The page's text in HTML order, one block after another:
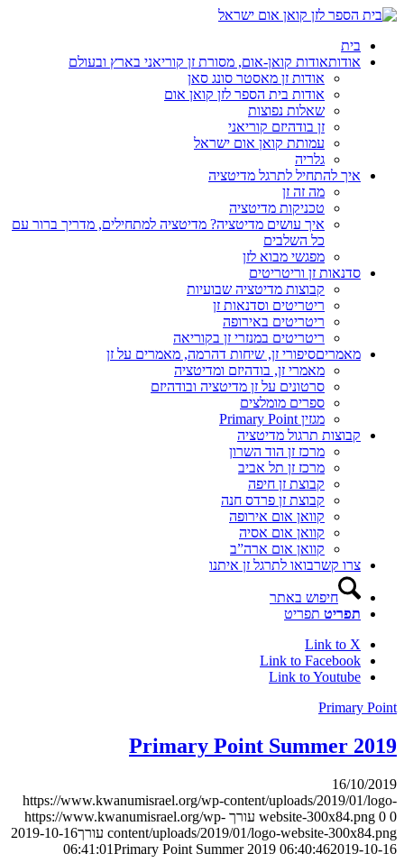
בית
אודותאודות קואן-אום, מסורת זן קוריאני בארץ ובעולם
אודות זן מאסטר סונג סאן
אודות בית הספר לזן קואן אום
שאלות נפוצות
זן בודהיזם קוריאני
עמותת קואן אום ישראל
גלריה
איך להתחיל לתרגל מדיטציה
מה זה זן
טכניקות מדיטציה
איך עושים מדיטציה? מדיטציה למתחילים, מדריך ברור עם
כל השלבים
מפגשי מבוא לזן
סדנאות זן וריטריטים
קבוצות מדיטציה שבועיות
ריטריטים וסדנאות זן
ריטריטים באירופה
ריטריטים במנזרי זן בקוריאה
מאמריםסיפורי זן, שיחות דהרמה, מאמרים על זן
מאמרי זן, בודהיזם ומדיטציה
סרטונים על זן מדיטציה ובודהיזם
ספרים מומלצים
מגזין Primary Point
קבוצות תרגול מדיטציה
מרכז זן הוד השרון
מרכז זן תל אביב
קבוצת זן חיפה
קבוצת זן פרדס חנה
קוואן אום אירופה
קוואן אום אסיה
קוואן אום ארה”ב
צרו קשרבואו לתרגל זן איתנו
חיפוש באתר
תפריט תפריט
Link to X
Link to Facebook
Link to Youtube
Primary Point
Primary Point Summer 2019
16/10/2019
https://www.kwanumisrael.org/wp-content/uploads/2019/01/logo-
website-300x84.png 0 0 עורך https://www.kwanumisrael.org/wp-
content/uploads/2019/01/logo-website-300x84.png עורך2019-10-16
06:40:462019-10-16 06:41:01
Primary Point Summer 2019